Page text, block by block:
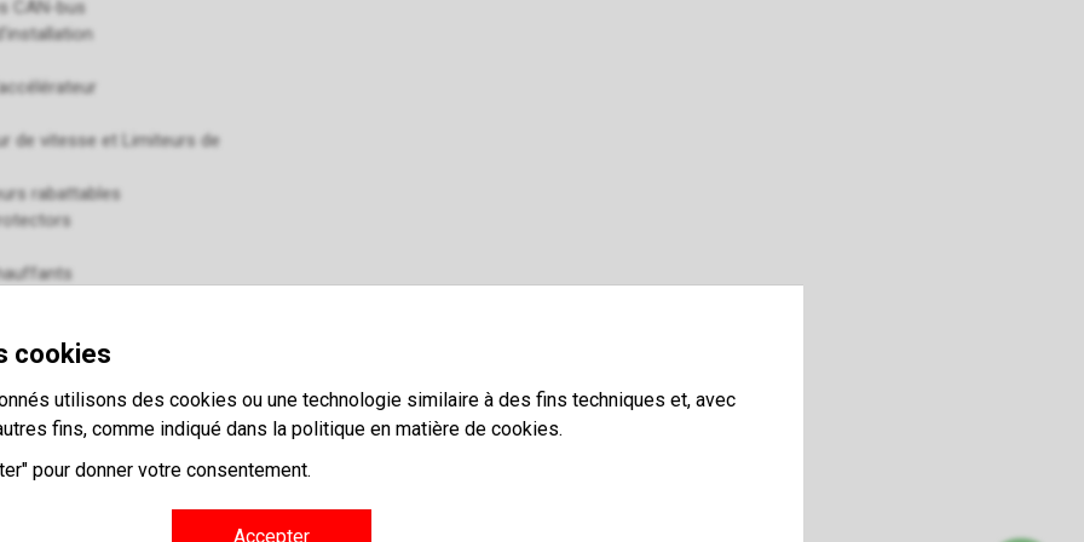
CAN-bus
de vitesse et Limiteurs de
rabattables
de caméra
(Traçabilité des véhicules)
de remplacement/ véhicule de
cookies
utilisons des cookies ou une technologie similaire à des fins techniques et, avec
fins, comme indiqué dans la politique en matière de cookies.
pour donner votre consentement.
Accepter